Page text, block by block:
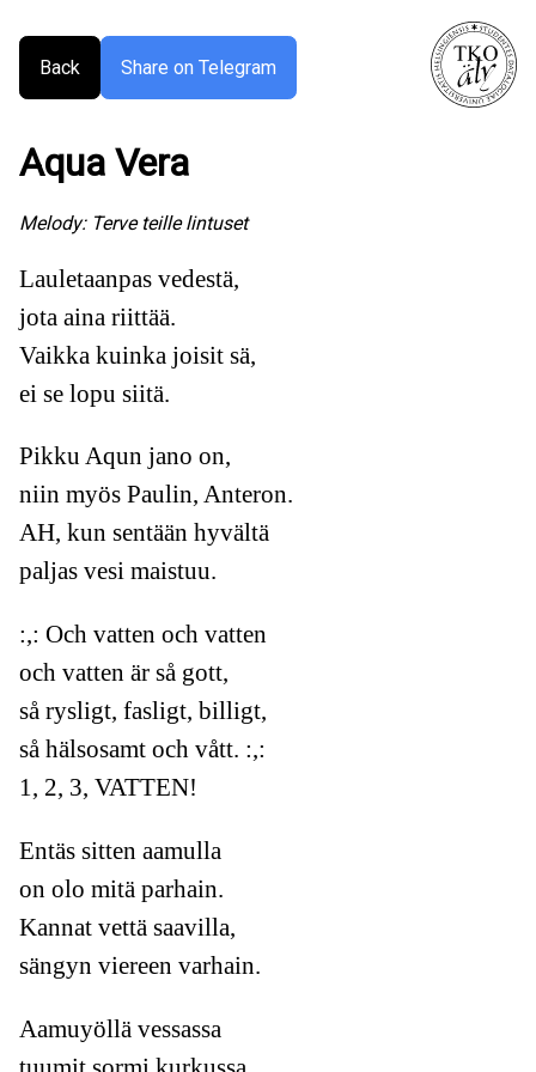
Back Share on Telegram
Aqua Vera
Melody: Terve teille lintuset
Lauletaanpas vedestä,
jota aina riittää.
Vaikka kuinka joisit sä,
ei se lopu siitä.
Pikku Aqun jano on,
niin myös Paulin, Anteron.
AH, kun sentään hyvältä
paljas vesi maistuu.
:,: Och vatten och vatten
och vatten är så gott,
så rysligt, fasligt, billigt,
så hälsosamt och vått. :,:
1, 2, 3, VATTEN!
Entäs sitten aamulla
on olo mitä parhain.
Kannat vettä saavilla,
sängyn viereen varhain.
Aamuyöllä vessassa
tuumit sormi kurkussa